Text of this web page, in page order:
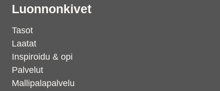
Luonnonkivet
Tasot
Laatat
Inspiroidu & opi
Palvelut
Mallipalapalvelu